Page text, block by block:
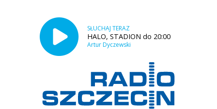
SŁUCHAJ TERAZ
HALO, STADION do 20:00
Artur Dyczewski